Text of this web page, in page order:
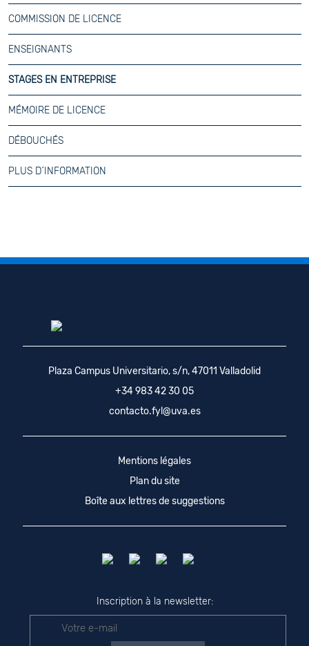
COMMISSION DE LICENCE
ENSEIGNANTS
STAGES EN ENTREPRISE
MÉMOIRE DE LICENCE
DÉBOUCHÉS
PLUS D´INFORMATION
Plaza Campus Universitario, s/n, 47011 Valladolid
+34 983 42 30 05
contacto.fyl@uva.es
Mentions légales
Plan du site
Boîte aux lettres de suggestions
Inscription à la newsletter: